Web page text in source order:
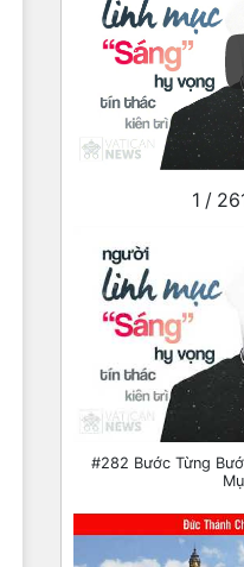
1 /
#282 Bước Từng